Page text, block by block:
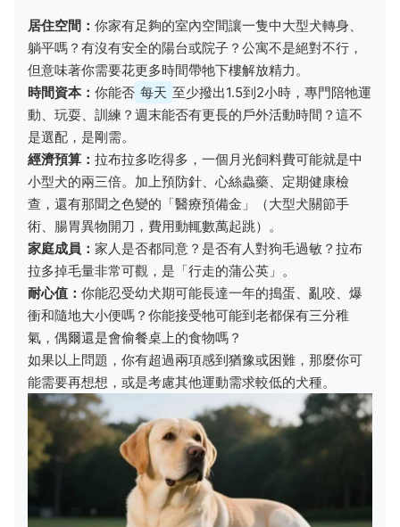
居住空間： 你家有足夠的室內空間讓一隻中大型犬轉身、
躺平嗎？有沒有安全的陽台或院子？公寓不是絕對不行，
但意味著你需要花更多時間帶牠下樓解放精力。
時間資本： 你能否 每天 至少撥出1.5到2小時，專門陪牠運
動、玩耍、訓練？週末能否有更長的戶外活動時間？這不
是選配，是剛需。
經濟預算： 拉布拉多吃得多，一個月光飼料費可能就是中
小型犬的兩三倍。加上預防針、心絲蟲藥、定期健康檢
查，還有那聞之色變的「醫療預備金」（大型犬關節手
術、腸胃異物開刀，費用動輒數萬起跳）。
家庭成員： 家人是否都同意？是否有人對狗毛過敏？拉布
拉多掉毛量非常可觀，是「行走的蒲公英」。
耐心值： 你能忍受幼犬期可能長達一年的搗蛋、亂咬、爆
衝和隨地大小便嗎？你能接受牠可能到老都保有三分稚
氣，偶爾還是會偷餐桌上的食物嗎？
如果以上問題，你有超過兩項感到猶豫或困難，那麼你可
能需要再想想，或是考慮其他運動需求較低的犬種。